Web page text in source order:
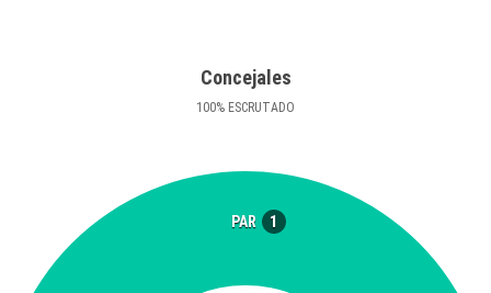
Concejales
100% ESCRUTADO
PAR 1